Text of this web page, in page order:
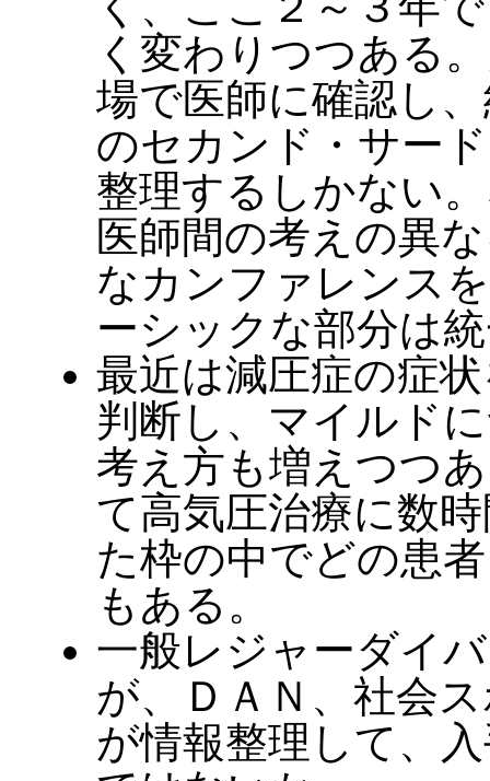
く変わりつつある
場で医師に確認し
のセカンド・サー
整理するしかない
医師間の考えの異
なカンファレンス
ーシックな部分は
最近は減圧症の症
判断し、マイルド
考え方も増えつつ
て高気圧治療に数
た枠の中でどの患
もある。
一般レジャーダイ
が、ＤＡＮ、社会
が情報整理して、